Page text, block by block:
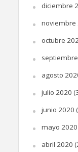
diciembre
noviembre
octubre
agosto
julio 2020
junio 2020
mayo 2020
abril 2020